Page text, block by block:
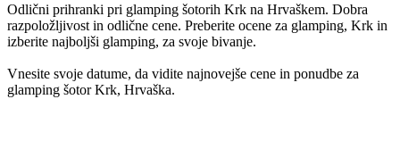
Odlični prihranki pri glamping šotorih Krk na Hrvaškem. Dobra
razpoložljivost in odlične cene. Preberite ocene za glamping, Krk in
izberite najboljši glamping, za svoje bivanje.
Vnesite svoje datume, da vidite najnovejše cene in ponudbe za
glamping šotor Krk, Hrvaška.